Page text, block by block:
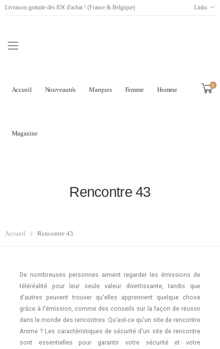
Livraison gratuite dès 85€ d'achat ! (France & Belgique) Links
Accueil Nouveautés Marques Femme Homme
Magazine
0
Rencontre 43
Accueil Rencontre 43
De nombreuses personnes aiment regarder les émissions de
téléréalité pour leur seule valeur divertissante, tandis que
d'autres peuvent trouver qu'elles apprennent quelque chose
grâce à l'émission, comme des conseils sur la façon de réussir
dans le monde des rencontres. Qu'est-ce qu'un site de rencontre
Anime ? Les caractéristiques de sécurité d'un site de rencontre
sont essentielles pour garantir votre sécurité et votre